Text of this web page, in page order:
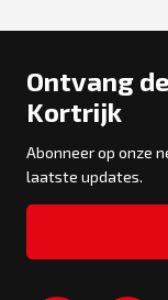
Ontvang
Kortrijk
Abonneer op onze
laatste updates.